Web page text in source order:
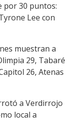
por 30 puntos:
Lee con
muestran a
29, Tabaré
26, Atenas
a Verdirrojo
local a